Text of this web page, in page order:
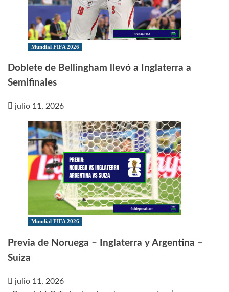
Mundial FIFA 2026
Doblete de Bellingham llevó a Inglaterra a
Semifinales
julio 11, 2026
Mundial FIFA 2026
Previa de Noruega – Inglaterra y Argentina –
Suiza
julio 11, 2026